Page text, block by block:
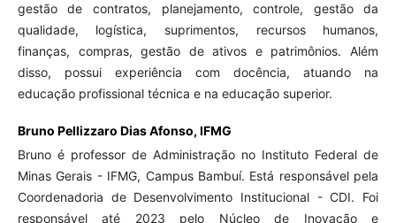
gestão de contratos, planejamento, controle, gestão da
qualidade, logística, suprimentos, recursos humanos,
finanças, compras, gestão de ativos e patrimônios. Além
disso, possui experiência com docência, atuando na
educação profissional técnica e na educação superior.
Bruno Pellizzaro Dias Afonso, IFMG
Bruno é professor de Administração no Instituto Federal de
Minas Gerais - IFMG, Campus Bambuí. Está responsável pela
Coordenadoria de Desenvolvimento Institucional - CDI. Foi
responsável até 2023 pelo Núcleo de Inovação e